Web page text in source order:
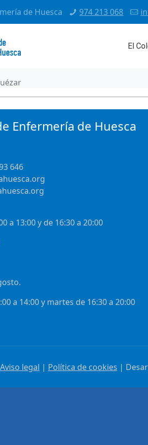
de Huesca 974 213 068
El
Enfermería de Huesca
646
a 13:00 y de 16:30 a 20:00
a 14:00 y martes de 16:30 a 20:00
Aviso legal | Política de cookies |